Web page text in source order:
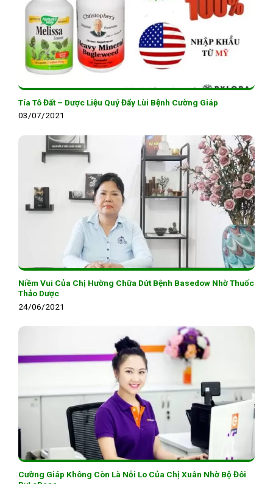
Tía Tô Đất – Dược Liệu Quý Đẩy Lùi Bệnh Cường Giáp
03/07/2021
Niềm Vui Của Chị Hường Chữa Dứt Bệnh Basedow Nhờ Thuốc
Thảo Dược
24/06/2021
Cường Giáp Không Còn Là Nỗi Lo Của Chị Xuân Nhờ Bộ Đôi